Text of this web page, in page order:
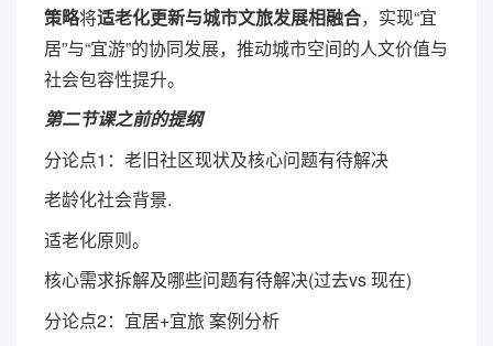
策略将适老化更新与城市文旅发展相融合，实现“宜
居”与“宜游”的协同发展，推动城市空间的人文价值与
社会包容性提升。
第二节课之前的提纲
分论点1：老旧社区现状及核心问题有待解决
老龄化社会背景.
适老化原则。
核心需求拆解及哪些问题有待解决(过去vs 现在)
分论点2：宜居+宜旅 案例分析